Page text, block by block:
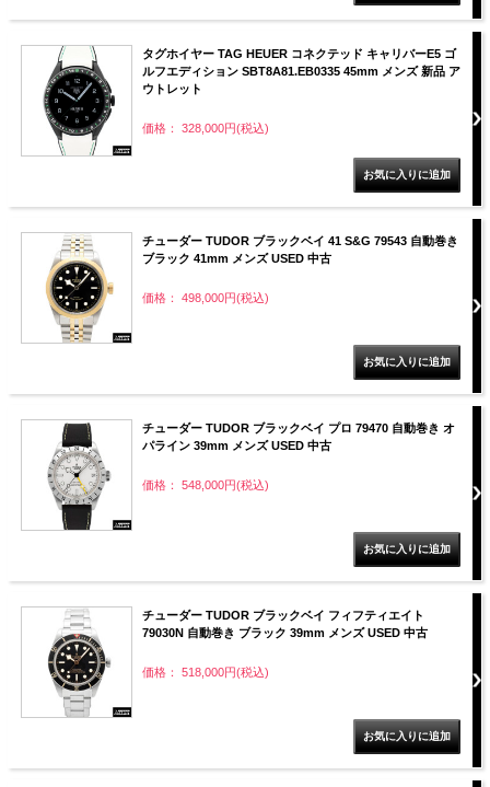
タグホイヤー TAG HEUER コネクテッド キャリバーE5 ゴ
ルフエディション SBT8A81.EB0335 45mm メンズ 新品 ア
ウトレット
価格： 328,000円(税込)
チューダー TUDOR ブラックベイ 41 S&G 79543 自動巻き
ブラック 41mm メンズ USED 中古
価格： 498,000円(税込)
チューダー TUDOR ブラックベイ プロ 79470 自動巻き オ
パライン 39mm メンズ USED 中古
価格： 548,000円(税込)
チューダー TUDOR ブラックベイ フィフティエイト
79030N 自動巻き ブラック 39mm メンズ USED 中古
価格： 518,000円(税込)